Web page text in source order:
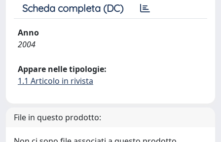
Scheda completa (DC)
Anno
2004
Appare nelle tipologie:
1.1 Articolo in rivista
File in questo prodotto: